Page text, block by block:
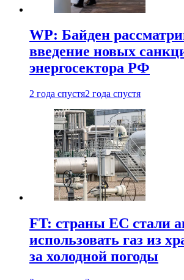
WP: Байден
введение новых
энергосектора РФ
2 года спустя2 года спустя
FT: страны ЕС стали
использовать газ из
за холодной погоды